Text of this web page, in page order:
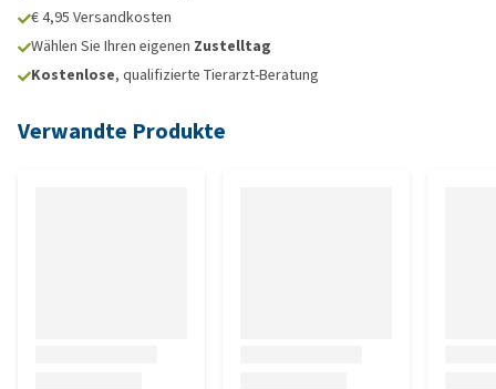
€ 4,95 Versandkosten
Wählen Sie Ihren eigenen Zustelltag
Kostenlose, qualifizierte Tierarzt-Beratung
Verwandte Produkte